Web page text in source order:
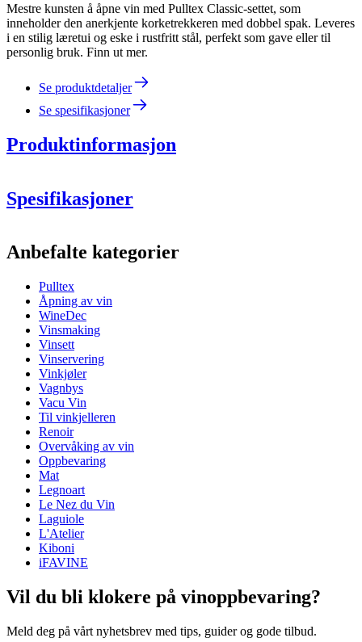
Mestre kunsten å åpne vin med Pulltex Classic-settet, som
inneholder den anerkjente korketrekkeren med dobbel spak. Leveres
i en stilig læretui og eske i rustfritt stål, perfekt som gave eller til
personlig bruk. Finn ut mer.
Se produktdetaljer
Se spesifikasjoner
Produktinformasjon
Spesifikasjoner
Produktnummer107-725-00
Dimensjoner (BxHxD cm)
Vekt (kg)
Høyde (cm)
Dybde (cm)
Anbefalte kategorier
Pulltex
Åpning av vin
WineDec
Vinsmaking
Vinsett
Vinservering
Vinkjøler
Vagnbys
Vacu Vin
Til vinkjelleren
Renoir
Overvåking av vin
Oppbevaring
Mat
Legnoart
Le Nez du Vin
Laguiole
L'Atelier
Kiboni
iFAVINE
Vil du bli klokere på vinoppbevaring?
Meld deg på vårt nyhetsbrev med tips, guider og gode tilbud.